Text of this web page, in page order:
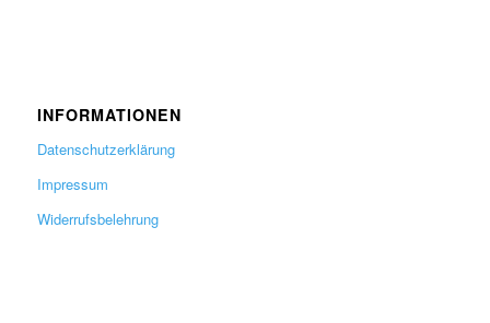
INFORMATIONEN
Datenschutzerklärung
Impressum
Widerrufsbelehrung